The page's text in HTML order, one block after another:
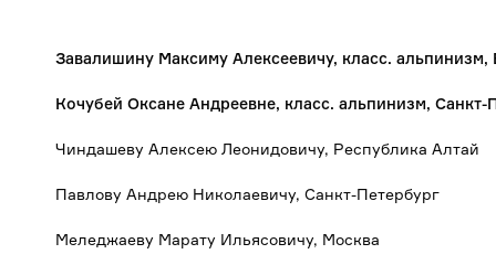
Завалишину Максиму Алексеевичу, класс.
Кочубей Оксане Андреевне, класс. альпинизм, Санкт-
Чиндашеву Алексею Леонидовичу, Республика Алтай
Павлову Андрею Николаевичу, Санкт-Петербург
Меледжаеву Марату Ильясовичу, Москва